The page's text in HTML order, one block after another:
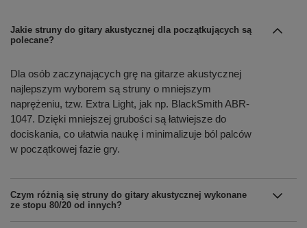
Jakie struny do gitary akustycznej dla początkujących są
polecane?
Dla osób zaczynających grę na gitarze akustycznej
najlepszym wyborem są struny o mniejszym
naprężeniu, tzw. Extra Light, jak np. BlackSmith ABR-
1047. Dzięki mniejszej grubości są łatwiejsze do
dociskania, co ułatwia naukę i minimalizuje ból palców
w początkowej fazie gry.
Czym różnią się struny do gitary akustycznej wykonane
ze stopu 80/20 od innych?